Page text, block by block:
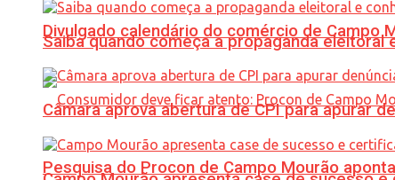
Divulgado calendário do comércio de Campo
Pesquisa do Procon de Campo Mourão
Saiba quando começa a propaganda
Câmara aprova abertura de CPI para apurar